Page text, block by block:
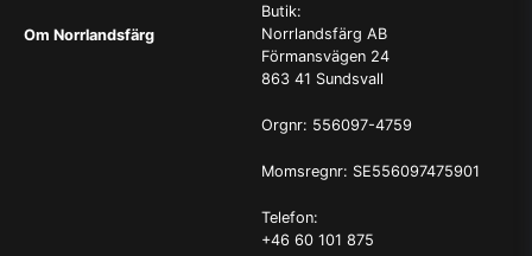
Om Norrlandsfärg
Butik:
Norrlandsfärg AB
Förmansvägen 24
863 41 Sundsvall
Orgnr: 556097-4759
Momsregnr: SE556097475901
Telefon:
+46 60 101 875